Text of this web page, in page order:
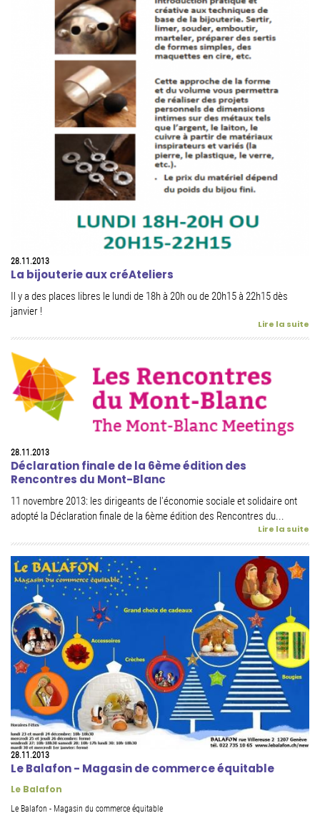
28.11.2013
La bijouterie aux créAteliers
Il y a des places libres le lundi de 18h à 20h ou de 20h15 à 22h15 dès
janvier !
Lire la suite
28.11.2013
Déclaration finale de la 6ème édition des
Rencontres du Mont-Blanc
11 novembre 2013: les dirigeants de l'économie sociale et solidaire ont
adopté la Déclaration finale de la 6ème édition des Rencontres du...
Lire la suite
28.11.2013
Le Balafon - Magasin de commerce équitable
Le Balafon
Le Balafon - Magasin du commerce équitable